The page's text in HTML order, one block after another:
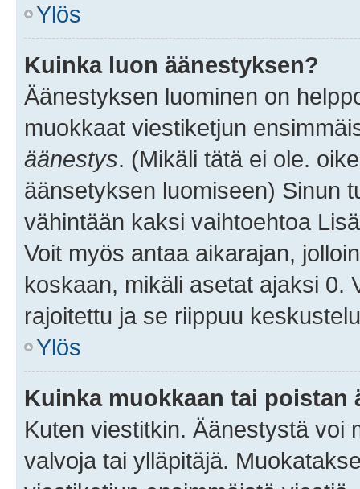
Ylös
Kuinka luon äänestyksen?
Äänestyksen luominen on
muokkaat viestiketjun
äänestys. (Mikäli tätä ei ole.
äänsetyksen luomiseen) Sinun
vähintään kaksi vaihtoehtoa
Voit myös antaa aikarajan,
koskaan, mikäli asetat ajaksi 0.
rajoitettu ja se riippuu
Ylös
Kuinka muokkaan tai poistan
Kuten viestitkin. Äänestystä voi
valvoja tai ylläpitäjä.